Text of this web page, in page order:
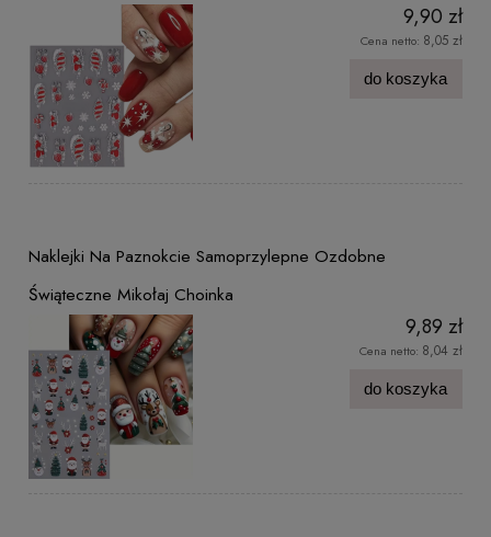
9,90 zł
Cena netto: 8,05 zł
do koszyka
Naklejki Na Paznokcie Samoprzylepne Ozdobne
Świąteczne Mikołaj Choinka
9,89 zł
Cena netto: 8,04 zł
do koszyka